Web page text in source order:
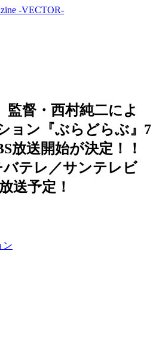
監督・西村純二によ
ョン『ぶらどらぶ』7
放送開始が決定！！
テレ／サンテレビ
送予定！
ン